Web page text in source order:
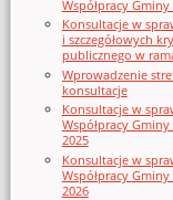
Współpracy
Konsultacje w
i szczegółowych
publicznego w
Wprowadzenie
konsultacje
Konsultacje w
Współpracy
2025
Konsultacje w
Współpracy
2026